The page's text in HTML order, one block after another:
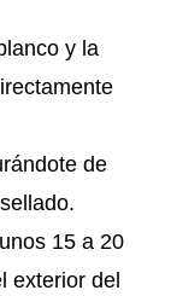
y la
de
15 a 20
exterior del